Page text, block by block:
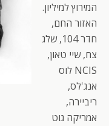
המירוץ למיליון.
האזור החם,
חדר 104, שלג
צח, שיי טאון,
NCIS לוס
אנג'לס,
ריביירה,
אמריקה גוט